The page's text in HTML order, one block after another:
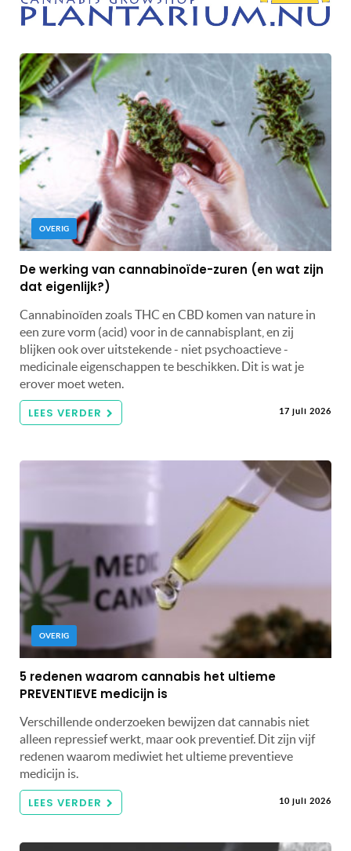
OVERIG
De werking van cannabinoïde-zuren (en wat zijn
dat eigenlijk?)
Cannabinoïden zoals THC en CBD komen van nature in
een zure vorm (acid) voor in de cannabisplant, en zij
blijken ook over uitstekende - niet psychoactieve -
medicinale eigenschappen te beschikken. Dit is wat je
erover moet weten.
LEES VERDER 17 juli 2026
OVERIG
5 redenen waarom cannabis het ultieme
PREVENTIEVE medicijn is
Verschillende onderzoeken bewijzen dat cannabis niet
alleen repressief werkt, maar ook preventief. Dit zijn vijf
redenen waarom mediwiet het ultieme preventieve
medicijn is.
LEES VERDER 10 juli 2026